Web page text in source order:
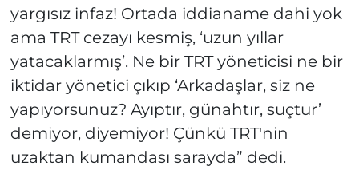
yargısız infaz! Ortada iddianame dahi yok
ama TRT cezayı kesmiş, ‘uzun yıllar
yatacaklarmış’. Ne bir TRT yöneticisi ne bir
iktidar yönetici çıkıp ‘Arkadaşlar, siz ne
yapıyorsunuz? Ayıptır, günahtır, suçtur’
demiyor, diyemiyor! Çünkü TRT'nin
uzaktan kumandası sarayda” dedi.